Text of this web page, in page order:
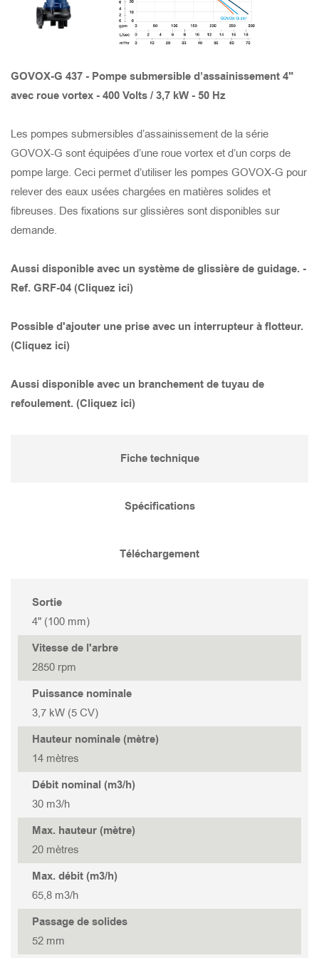
TANK 8220
TANK 4150
TANK 6110
TANK 4110
TANK 3110
TANK 475
TANK 455
TANK 422
TANK 322
TANK 222
TANK 315
TANK 315S
TANK 215
TANK 215S
SURTENSION DU MOTEUR
STORMY 6150(S)
STORMY 6110(P)
STORMY 4110(S)
STORMY 4110(P)
STORMY 475(S)
STORMY 455(S)
STORMY 455(P)
STORMY 337(S)
STORMY 337(P)
GOMAX 4110
GOMAX 655
GOMAX 455
GOMAX 437
GOMAX 337
GOCUT 337
GOCUT 322
GOCUT 208
GOVOX-S 337
GOVOX-S 322
GOVOX-U 475
GOVOX-U 455
GOVOX-U 337
GOVOX-U 322
GOVOX-G 475
GOVOX-G 455
X-SMART 315
X-SMART 750
X-SMART 400
SAVVY JUMBO 600
SAVVY 300
SAVVY 150
SMART LITE BASE 400
SMART LITE 750
SMART BASE 400
SMART 1500
GOVOX-G 437 - Pompe submersible d’assainissement 4"
avec roue vortex - 400 Volts / 3,7 kW - 50 Hz
Les pompes submersibles d’assainissement de la série
GOVOX-G sont équipées d’une roue vortex et d’un corps de
pompe large. Ceci permet d’utiliser les pompes GOVOX-G pour
relever des eaux usées chargées en matières solides et
fibreuses. Des fixations sur glissières sont disponibles sur
demande.
Aussi disponible avec un système de glissière de guidage. -
Ref. GRF-04 (Cliquez ici)
Possible d'ajouter une prise avec un interrupteur à flotteur.
(Cliquez ici)
Aussi disponible avec un branchement de tuyau de
refoulement. (Cliquez ici)
Fiche technique
Spécifications
Téléchargement
Sortie
4" (100 mm)
Vitesse de l'arbre
2850 rpm
Puissance nominale
3,7 kW (5 CV)
Hauteur nominale (mètre)
14 mètres
Débit nominal (m3/h)
30 m3/h
Max. hauteur (mètre)
20 mètres
Max. débit (m3/h)
65,8 m3/h
Passage de solides
52 mm